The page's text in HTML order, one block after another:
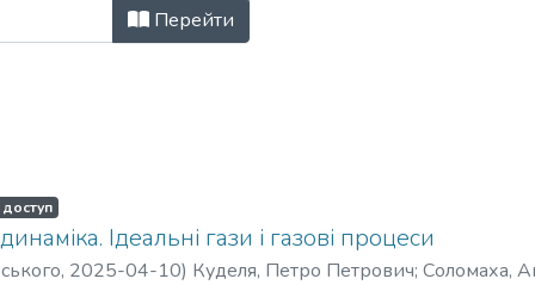
матеріали (ТАЕ) за
Перейти
Ідеальні гази і газові процеси
, 2025-04-10) Куделя, Петро Петрович; Соломаха,